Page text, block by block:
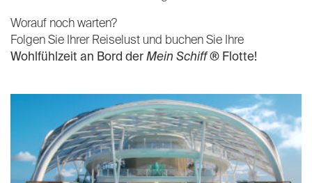
Worauf noch warten?
Folgen Sie Ihrer Reiselust und buchen Sie Ihre
Wohlfühlzeit an Bord der Mein Schiff® Flotte!